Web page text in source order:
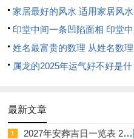
修造、拆卸，安门、竖柱，忌
属猪者此日不宜近前，吉时以
时为佳，午时十一时至十三时
阳历2026年11月8日，阴历十
禄，于家宅根基之事尤为相宜
藏癸水，水土相涵则根基稳固
位置怎么看
家居最好的风水 适用家居风水
印堂中间一条凹陷面相 印堂中
间有条线沟好不好
姓名最富贵的数理 从姓名数理
看富豪
属龙的2025年运气好不好是什
2025年属龙人的全年运势
最新文章
1 2027年安葬吉日一览表 2027年12月安葬吉日一览表